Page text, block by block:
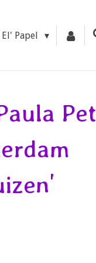
Papel
Pet